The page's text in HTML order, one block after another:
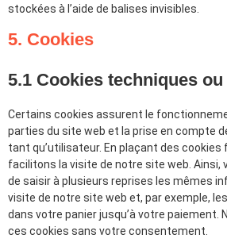
stockées à l’aide de balises invisibles.
5. Cookies
5.1 Cookies techniques
Certains cookies assurent le
parties du site web et la prise en compte
tant qu’utilisateur. En plaçant des
facilitons la visite de notre site web. Ainsi,
de saisir à plusieurs reprises les mêmes
visite de notre site web et, par exemple,
dans votre panier jusqu’à votre paiement.
ces cookies sans votre consentement.